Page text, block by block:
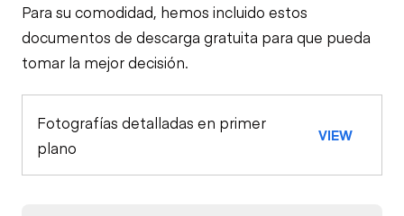
Para su comodidad, hemos incluido estos
documentos de descarga gratuita para que pueda
tomar la mejor decisión.
Fotografías detalladas en primer
plano
VIEW